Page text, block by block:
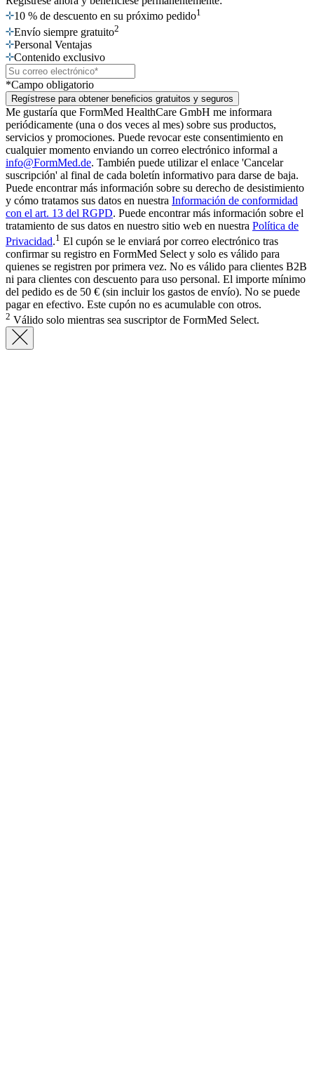
10 % de descuento en su próximo pedido1
Envío siempre gratuito2
Personal Ventajas
Contenido exclusivo
*Campo obligatorio
Regístrese para obtener beneficios gratuitos y seguros
Me gustaría que FormMed HealthCare GmbH me informara
periódicamente (una o dos veces al mes) sobre sus productos,
servicios y promociones. Puede revocar este consentimiento en
cualquier momento enviando un correo electrónico informal a
info@FormMed.de. También puede utilizar el enlace 'Cancelar
suscripción' al final de cada boletín informativo para darse de baja.
Puede encontrar más información sobre su derecho de desistimiento
y cómo tratamos sus datos en nuestra Información de conformidad
con el art. 13 del RGPD. Puede encontrar más información sobre el
tratamiento de sus datos en nuestro sitio web en nuestra Política de
Privacidad.1 El cupón se le enviará por correo electrónico tras
confirmar su registro en FormMed Select y solo es válido para
quienes se registren por primera vez. No es válido para clientes B2B
ni para clientes con descuento para uso personal. El importe mínimo
del pedido es de 50 € (sin incluir los gastos de envío). No se puede
pagar en efectivo. Este cupón no es acumulable con otros.
2 Válido solo mientras sea suscriptor de FormMed Select.